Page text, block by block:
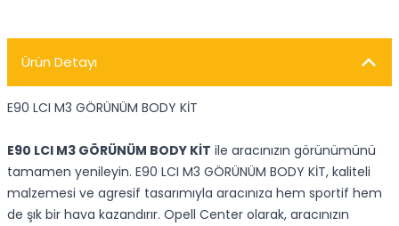
Ürün Detayı
E90 LCI M3 GÖRÜNÜM BODY KİT
E90 LCI M3 GÖRÜNÜM BODY KİT ile aracınızın görünümünü
tamamen yenileyin. E90 LCI M3 GÖRÜNÜM BODY KİT, kaliteli
malzemesi ve agresif tasarımıyla aracınıza hem sportif hem
de şık bir hava kazandırır. Opell Center olarak, aracınızın